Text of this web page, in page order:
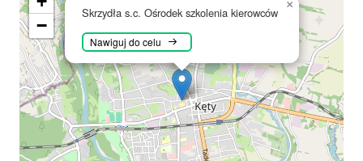
Skrzydła s.c. Ośrodek szkolenia kierowców
Nawiguj do celu
×
−